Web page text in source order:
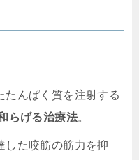
たんぱく質を注射する
らげる治療法。
した咬筋の筋力を抑